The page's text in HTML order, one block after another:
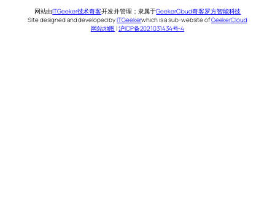
网站由ITGeeker技术奇客开发并管理；隶属于GeekerCloud奇客罗方智能科技
Site designed and developed byITGeekerwhich is a sub-website ofGeekerCloud
网站地图 |沪ICP备2021031434号-4